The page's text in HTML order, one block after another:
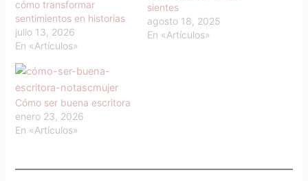
cómo transformar
sentimientos en historias
julio 13, 2026
En «Artículos»
sientes
agosto 18, 2025
En «Artículos»
Cómo ser buena escritora
enero 23, 2026
En «Artículos»